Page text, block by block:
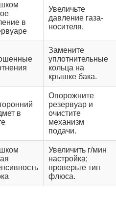
в
Увеличьте
давление газа-
носителя.
Замените
уплотнительные
кольца на
крышке бака.
в
Опорожните
резервуар и
очистите
механизм
подачи.
Увеличить г/мин
настройка;
проверьте тип
флюса.